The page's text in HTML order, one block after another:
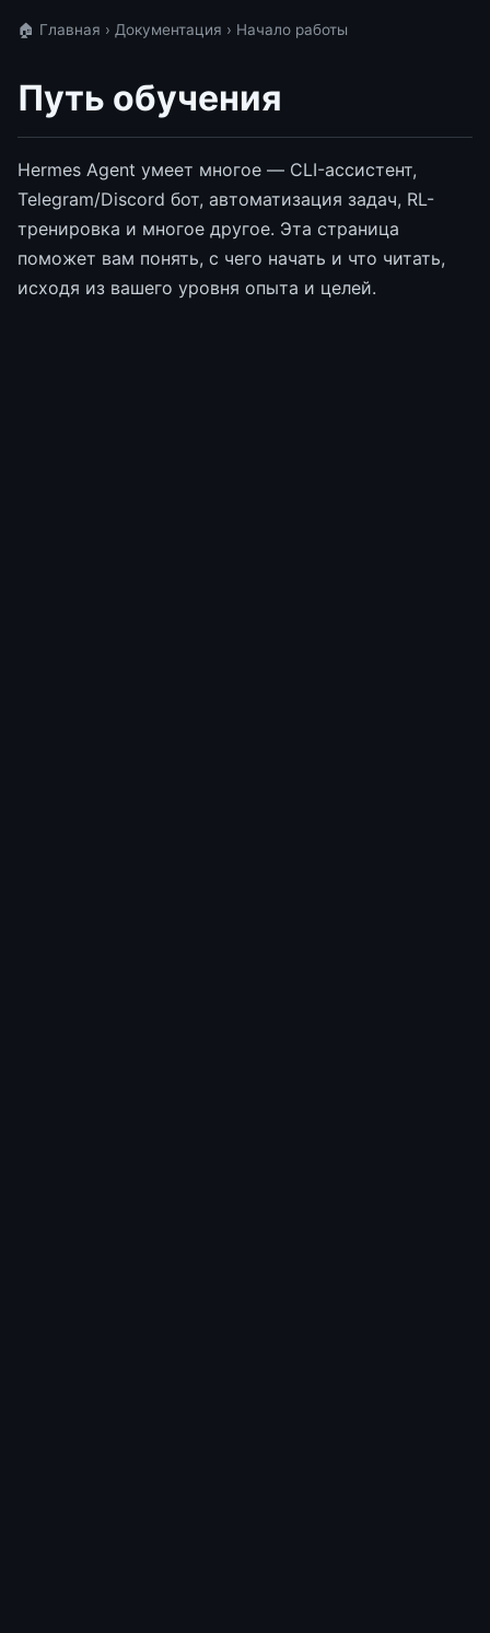
🏠 Главная › Документация › Начало работы
Путь обучения
Hermes Agent умеет многое — CLI-ассистент,
Telegram/Discord бот, автоматизация задач, RL-
тренировка и многое другое. Эта страница
поможет вам понять, с чего начать и что читать,
исходя из вашего уровня опыта и целей.